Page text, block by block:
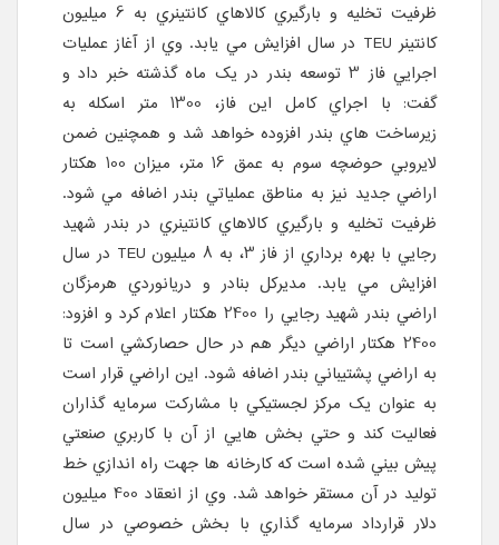
ظرفيت تخليه و بارگيري کالاهاي کانتينري به 6 ميليون
کانتينر TEU در سال افزايش مي يابد. وي از آغاز عمليات
اجرايي فاز 3 توسعه بندر در يک ماه گذشته خبر داد و
گفت: با اجراي کامل اين فاز، 1300 متر اسکله به
زيرساخت هاي بندر افزوده خواهد شد و همچنين ضمن
لايروبي حوضچه سوم به عمق 16 متر، ميزان 100 هکتار
اراضي جديد نيز به مناطق عملياتي بندر اضافه مي شود.
ظرفيت تخليه و بارگيري کالاهاي کانتينري در بندر شهيد
رجايي با بهره برداري از فاز 3، به 8 ميليون TEU در سال
افزايش مي يابد. مديرکل بنادر و دريانوردي هرمزگان
اراضي بندر شهيد رجايي را 2400 هکتار اعلام کرد و افزود:
2400 هکتار اراضي ديگر هم در حال حصارکشي است تا
به اراضي پشتيباني بندر اضافه شود. اين اراضي قرار است
به عنوان يک مرکز لجستيکي با مشارکت سرمايه گذاران
فعاليت کند و حتي بخش هايي از آن با کاربري صنعتي
پيش بيني شده است که کارخانه ها جهت راه اندازي خط
توليد در آن مستقر خواهد شد. وي از انعقاد 400 ميليون
دلار قرارداد سرمايه گذاري با بخش خصوصي در سال